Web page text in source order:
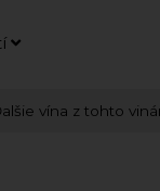
vína z tohto